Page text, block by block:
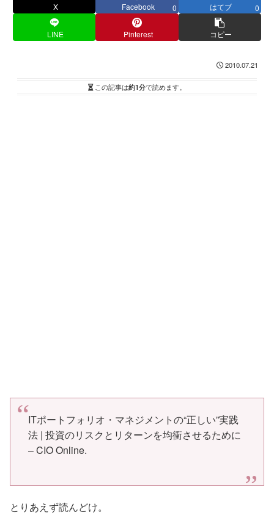
X Facebook 0 はてブ 0
LINE Pinterest コピー
2010.07.21
この記事は約1分で読めます。
ITポートフォリオ・マネジメントの“正しい”実践
法 | 投資のリスクとリターンを均衝させるために
– CIO Online.
とりあえず読んどけ。